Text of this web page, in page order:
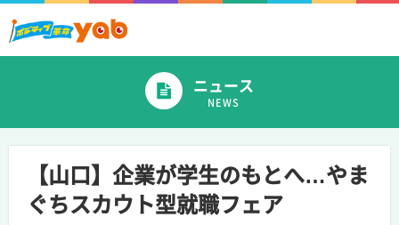
ニュース
NEWS
【山口】企業が学生のもとへ…やま
ぐちスカウト型就職フェア